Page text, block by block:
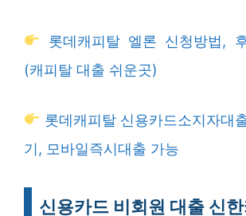
롯데캐피탈 엘론 신청방법,
(캐피탈 대출 쉬운곳)
롯데캐피탈 신용카드소지자대
기, 모바일즉시대출 가능
신용카드 비회원 대출 신